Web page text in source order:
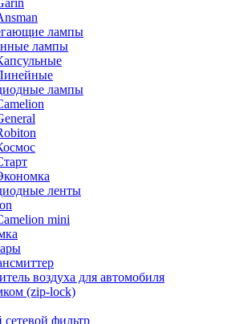
лампы
лампы
лампы
ленты
mini
воздуха для автомобиля
(zip-lock)
фильтр